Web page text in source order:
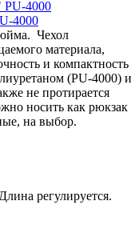
4000
Чехол
материала,
и компактность
(PU-4000) и
не протирается
носить как рюкзак
на выбор.
регулируется.